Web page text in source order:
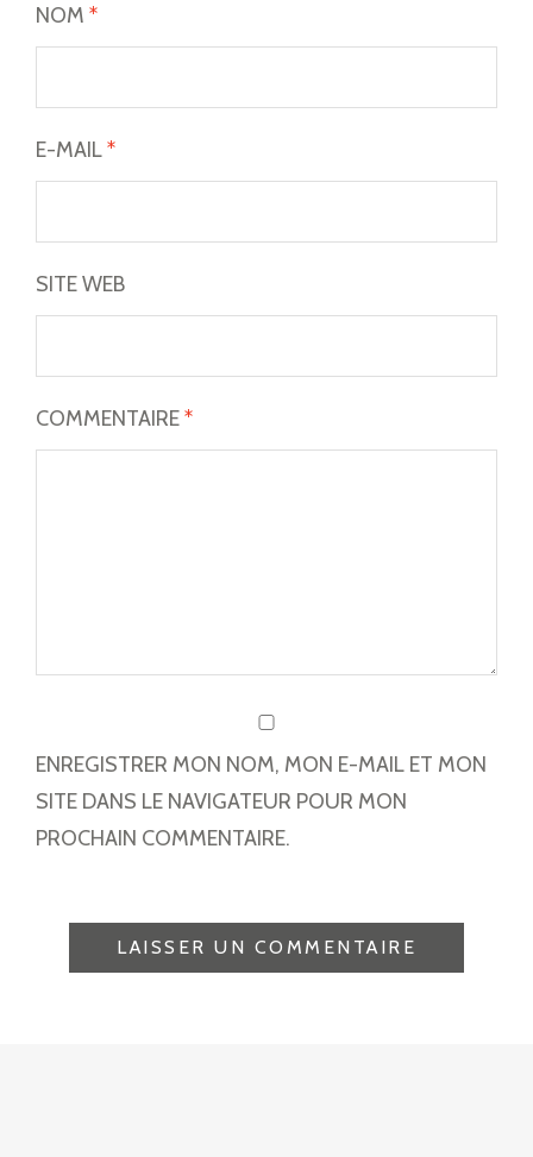
NOM *
E-MAIL*
SITE WEB
COMMENTAIRE*
ENREGISTRER MON NOM, MON E-MAIL ET MON
SITE DANS LE NAVIGATEUR POUR MON
PROCHAIN COMMENTAIRE.